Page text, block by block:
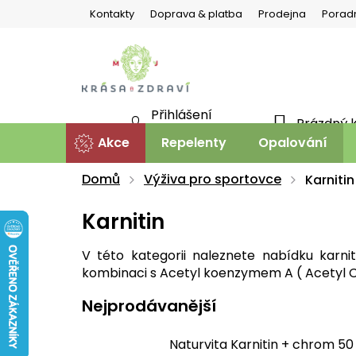
Kontakty Doprava & platba Prodejna
Prázdný
Přihlášení
Akce Repelenty Opalování
Domů
Výživa pro sportovce Karnitin
Karnitin
V této kategorii naleznete nabídku
kombinaci s Acetyl koenzymem A ( Acetyl
Nejprodávanější
Naturvita Karnitin + chrom 50